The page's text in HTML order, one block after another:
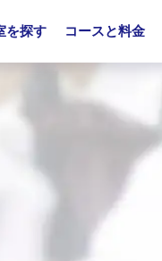
を探す コースと料金